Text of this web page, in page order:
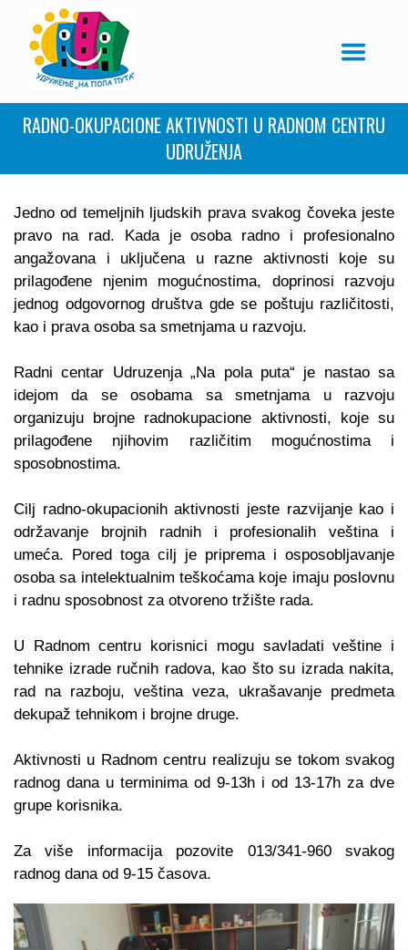
RADNO-OKUPACIONE AKTIVNOSTI U RADNOM CENTRU
UDRUŽENJA
Jedno od temeljnih ljudskih prava svakog čoveka jeste
pravo na rad. Kada je osoba radno i profesionalno
angažovana i uključena u razne aktivnosti koje su
prilagođene njenim mogućnostima, doprinosi razvoju
jednog odgovornog društva gde se poštuju različitosti,
kao i prava osoba sa smetnjama u razvoju.
Radni centar Udruzenja „Na pola puta“ je nastao sa
idejom da se osobama sa smetnjama u razvoju
organizuju brojne radnokupacione aktivnosti, koje su
prilagođene njihovim različitim mogućnostima i
sposobnostima.
Cilj radno-okupacionih aktivnosti jeste razvijanje kao i
održavanje brojnih radnih i profesionalih veština i
umeća. Pored toga cilj je priprema i osposobljavanje
osoba sa intelektualnim teškoćama koje imaju poslovnu
i radnu sposobnost za otvoreno tržište rada.
U Radnom centru korisnici mogu savladati veštine i
tehnike izrade ručnih radova, kao što su izrada nakita,
rad na razboju, veština veza, ukrašavanje predmeta
dekupaž tehnikom i brojne druge.
Aktivnosti u Radnom centru realizuju se tokom svakog
radnog dana u terminima od 9-13h i od 13-17h za dve
grupe korisnika.
Za više informacija pozovite 013/341-960 svakog
radnog dana od 9-15 časova.